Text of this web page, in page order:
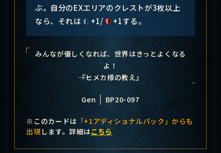
ぶ。自分のEXエリアのクレストが3枚以上
なら、それは
+1/ +1する。
みんなが優しくなれば、世界はきっとよくなる
よ！
――『ヒメカ様の教え』
Gen BP20-097
※このカードは 「+1アディショナルパック」からも
出現 します。詳細はこちら